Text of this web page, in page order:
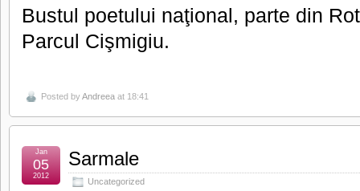
Bustul poetului naţional, parte din
Parcul Cişmigiu.
Posted byAndreea at 18:41
Sarmale
Uncategorized
Jan
05
2012